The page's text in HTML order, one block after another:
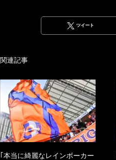
ツイート
関連記事
｢本当に綺麗なレインボーカー